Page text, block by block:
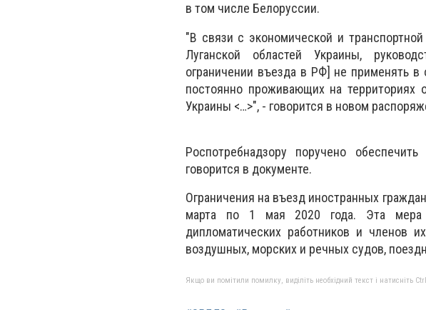
в том числе Белоруссии.
"В связи с экономической и
Луганской областей Украины,
ограничении въезда в РФ] не применять
постоянно проживающих на территориях
Украины <…>", - говорится в новом
Роспотребнадзору поручено
говорится в документе.
Ограничения на въезд иностранных
марта по 1 мая 2020 года. Эта мера
дипломатических работников и членов
воздушных, морских и речных судов,
Якщо ви помітили помилку, виділіть необхідний текст і натисніть